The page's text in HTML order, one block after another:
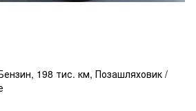
198 тис. км, Позашляховик /